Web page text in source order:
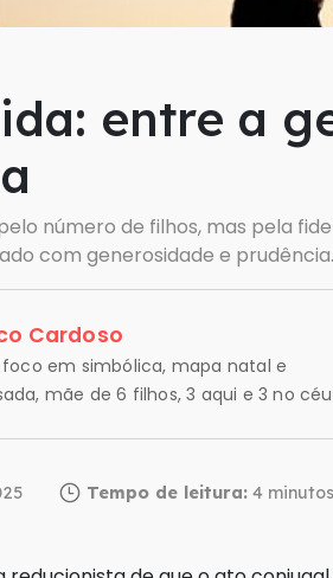
entre a
número de filhos, mas pela
com generosidade e prudência.
Cardoso
em simbólica, mapa natal e
mãe de 6 filhos, 3 aqui e 3 no
Tempo de leitura: